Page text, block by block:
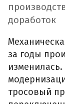
доработок
за годы
изменилась.
тросовый